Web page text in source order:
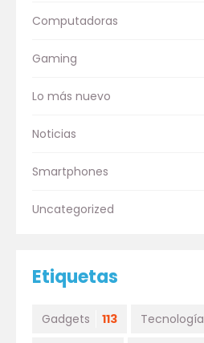
Computadoras
Gaming
Lo más nuevo
Noticias
Smartphones
Uncategorized
Etiquetas
Gadgets 113 Tecnología